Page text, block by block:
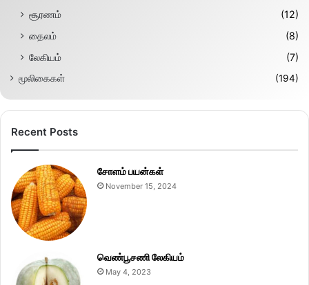
சூரணம்
(12)
தைலம்
(8)
லேகியம்
(7)
மூலிகைகள் (194)
Recent Posts
சோளம் பயன்கள்
November 15, 2024
வெண்பூசணி லேகியம்
May 4, 2023